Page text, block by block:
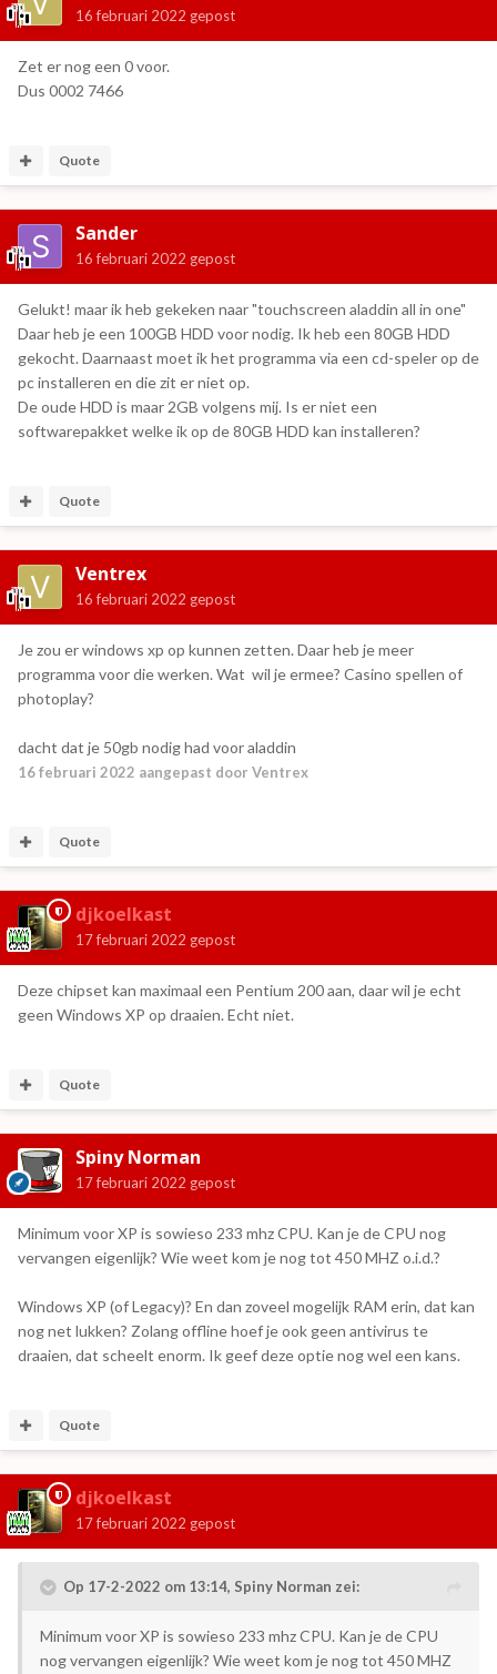
16 februari 2022 gepost
Zet er nog een 0 voor.
Dus 0002 7466
Quote
Sander
16 februari 2022 gepost
Gelukt! maar ik heb gekeken naar "touchscreen aladdin all in one"
Daar heb je een 100GB HDD voor nodig. Ik heb een 80GB HDD
gekocht. Daarnaast moet ik het programma via een cd-speler op de
pc installeren en die zit er niet op.
De oude HDD is maar 2GB volgens mij. Is er niet een
softwarepakket welke ik op de 80GB HDD kan installeren?
Quote
Ventrex
16 februari 2022 gepost
Je zou er windows xp op kunnen zetten. Daar heb je meer
programma voor die werken. Wat wil je ermee? Casino spellen of
photoplay?
dacht dat je 50gb nodig had voor aladdin
16 februari 2022 aangepast door Ventrex
Quote
djkoelkast
17 februari 2022 gepost
Deze chipset kan maximaal een Pentium 200 aan, daar wil je echt
geen Windows XP op draaien. Echt niet.
Quote
Spiny Norman
17 februari 2022 gepost
Minimum voor XP is sowieso 233 mhz CPU. Kan je de CPU nog
vervangen eigenlijk? Wie weet kom je nog tot 450 MHZ o.i.d.?
Windows XP (of Legacy)? En dan zoveel mogelijk RAM erin, dat kan
nog net lukken? Zolang offline hoef je ook geen antivirus te
draaien, dat scheelt enorm. Ik geef deze optie nog wel een kans.
Quote
djkoelkast
17 februari 2022 gepost
Op 17-2-2022 om 13:14, Spiny Norman zei:
Minimum voor XP is sowieso 233 mhz CPU. Kan je de CPU
nog vervangen eigenlijk? Wie weet kom je nog tot 450 MHZ